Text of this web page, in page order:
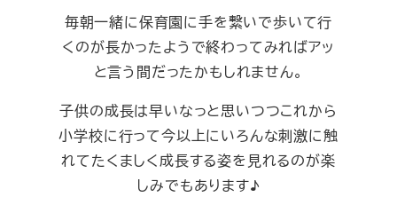
毎朝一緒に保育園に手を繋いで歩いて行
くのが長かったようで終わってみればアッ
と言う間だったかもしれません。
子供の成長は早いなっと思いつつこれから
小学校に行って今以上にいろんな刺激に触
れてたくましく成長する姿を見れるのが楽
しみでもあります♪